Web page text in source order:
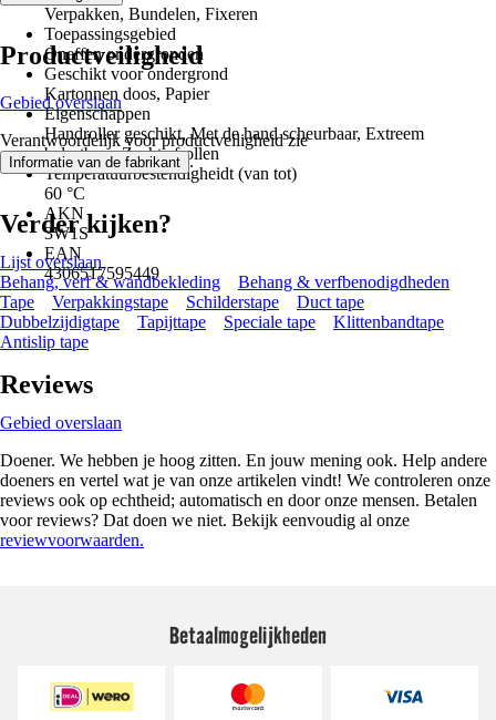
Verpakken, Bundelen, Fixeren
Toepassingsgebied
Oneffen ondergronden
Geschikt voor ondergrond
Kartonnen doos, Papier
Eigenschappen
Handroller geschikt, Met de hand scheurbaar, Extreem
belastbaar, Zacht afrollen
Temperatuurbestendigheidt (van tot)
60 °C
AKN
3W1S
EAN
4306517595449
Productveiligheid
Gebied overslaan
Verantwoordelijk voor productveiligheid zie
Informatie van de fabrikant .
Verder kijken?
Lijst overslaan
Behang, verf & wandbekleding
Behang & verfbenodigdheden
Tape
Verpakkingstape Schilderstape
Duct tape
Dubbelzijdigtape
Tapijttape Speciale tape
Klittenbandtape
Antislip tape
Reviews
Gebied overslaan
Doener. We hebben je hoog zitten. En jouw mening ook. Help andere
doeners en vertel wat je van onze artikelen vindt! We controleren onze
reviews ook op echtheid; automatisch en door onze mensen. Betalen
voor reviews? Dat doen we niet. Bekijk eenvoudig al onze
reviewvoorwaarden.
Betaalmogelijkheden